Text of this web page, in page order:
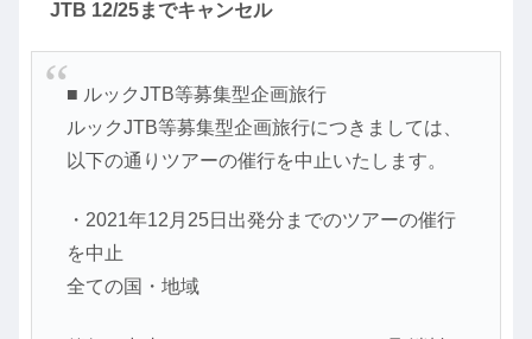
JTB 12/25までキャンセル
■ ルックJTB等募集型企画旅行
ルックJTB等募集型企画旅行につきましては、
以下の通りツアーの催行を中止いたします。
・2021年12月25日出発分までのツアーの催行
を中止
全ての国・地域